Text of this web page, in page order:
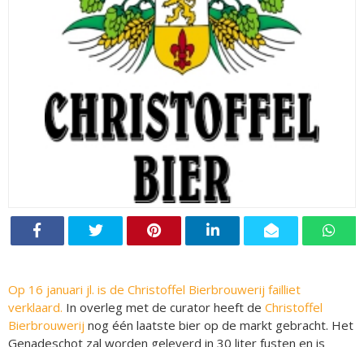
Op 16 januari jl. is de Christoffel Bierbrouwerij failliet
verklaard. In overleg met de curator heeft de Christoffel
Bierbrouwerij nog één laatste bier op de markt gebracht. Het
Genadeschot zal worden geleverd in 30 liter fusten en is